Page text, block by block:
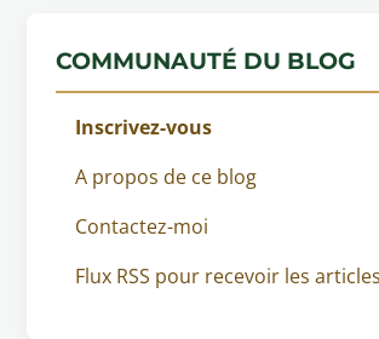
COMMUNAUTÉ DU BLOG
Inscrivez-vous
A propos de ce blog
Contactez-moi
Flux RSS pour recevoir les articles